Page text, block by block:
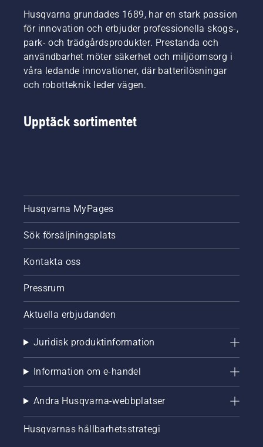
Husqvarna grundades 1689, har en stark passion
för innovation och erbjuder professionella skogs-,
park- och trädgårdsprodukter. Prestanda och
användbarhet möter säkerhet och miljöomsorg i
våra ledande innovationer, där batterilösningar
och robotteknik leder vägen.
Upptäck sortimentet
Husqvarna MyPages
Sök försäljningsplats
Kontakta oss
Pressrum
Aktuella erbjudanden
Juridisk produktinformation
Information om e-handel
Andra Husqvarna-webbplatser
Husqvarnas hållbarhetsstrategi